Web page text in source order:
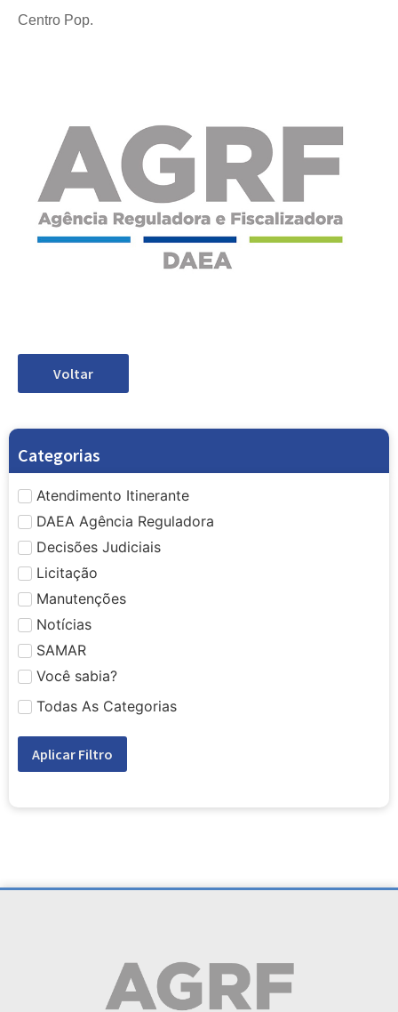
Centro Pop.
Voltar
Categorias
Atendimento Itinerante
DAEA Agência Reguladora
Decisões Judiciais
Licitação
Manutenções
Notícias
SAMAR
Você sabia?
Todas As Categorias
Aplicar Filtro